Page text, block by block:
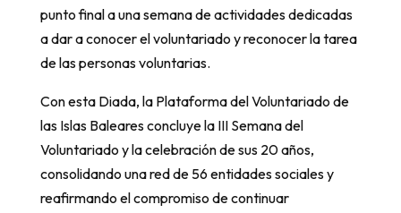
punto final a una semana de actividades dedicadas
a dar a conocer el voluntariado y reconocer la tarea
de las personas voluntarias.
Con esta Diada, la Plataforma del Voluntariado de
las Islas Baleares concluye la III Semana del
Voluntariado y la celebración de sus 20 años,
consolidando una red de 56 entidades sociales y
reafirmando el compromiso de continuar